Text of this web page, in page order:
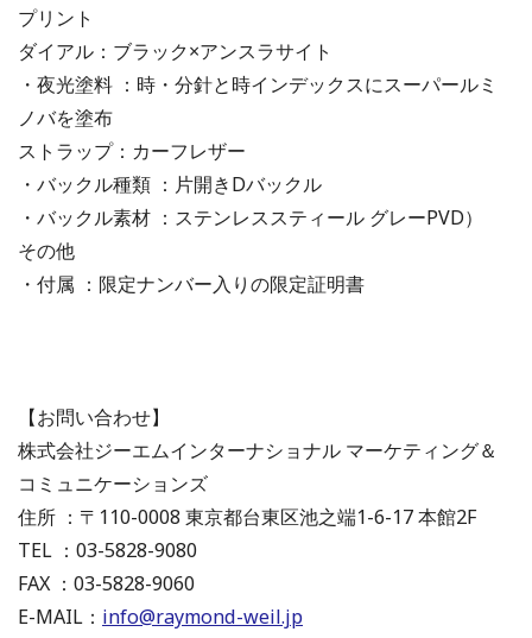
プリント
ダイアル：ブラック×アンスラサイト
・夜光塗料 ：時・分針と時インデックスにスーパールミ
ノバを塗布
ストラップ：カーフレザー
・バックル種類 ：片開きDバックル
・バックル素材 ：ステンレススティール グレーPVD）
その他
・付属 ：限定ナンバー入りの限定証明書
【お問い合わせ】
株式会社ジーエムインターナショナル マーケティング＆
コミュニケーションズ
住所 ：〒110-0008 東京都台東区池之端1-6-17 本館2F
TEL ：03-5828-9080
FAX ：03-5828-9060
E-MAIL： info@raymond-weil.jp